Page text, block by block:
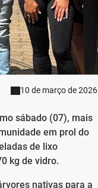
10 de março de 2026
sábado (07), mais
em prol do
de lixo
kg de vidro.
nativas para a